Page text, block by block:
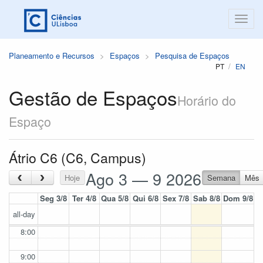
Planeamento e Recursos Espaços Pesquisa de Espaços
PT EN
Gestão de EspaçosHorário do
Espaço
Átrio C6 (C6, Campus)
‹ › Hoje Ago 3 — 9 2026 Semana
Mês
Seg 3/8 Ter 4/8 Qua 5/8 Qui 6/8 Sex 7/8 Sab 8/8 Dom 9/8
all-day
8:00
9:00